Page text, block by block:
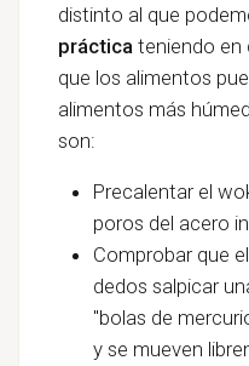
distinto al que
práctica teniendo en
que los alimentos
alimentos más
son:
Precalentar el
poros del acero
Comprobar que
dedos salpicar
"bolas de
y se mueven